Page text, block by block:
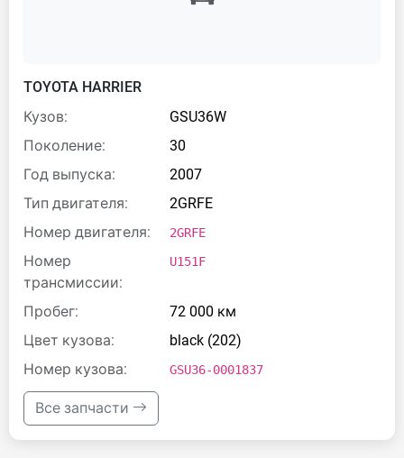
TOYOTA HARRIER
Кузов:
GSU36W
Поколение:
30
Год выпуска:
2007
Тип двигателя:
2GRFE
Номер двигателя:
2GRFE
Номер
трансмиссии:
U151F
Пробег:
72 000 км
Цвет кузова:
black (202)
Номер кузова:
GSU36-0001837
Все запчасти